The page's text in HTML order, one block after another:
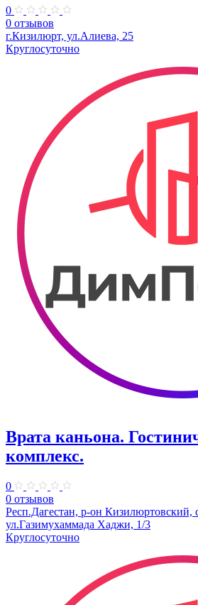
0
0 отзывов
г.Кизилюрт, ул.Алиева, 25
Круглосуточно
Врата каньона.
комплекс.
0
0 отзывов
Респ.Дагестан, р-он Кизилюртовский,
ул.Газимухаммада Хаджи, 1/3
Круглосуточно